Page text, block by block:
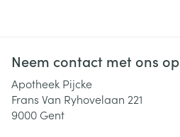
Neem contact met ons op
Apotheek Pijcke
Frans Van Ryhovelaan 221
9000 Gent